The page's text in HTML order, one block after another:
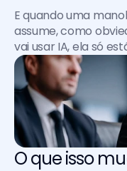
E quando uma
assume, como
vai usar IA, ela só
O que isso